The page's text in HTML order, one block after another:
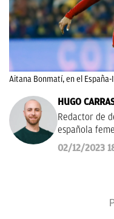
Aitana Bonmatí, en el
HUGO
Redactor de
española
02/12/2023